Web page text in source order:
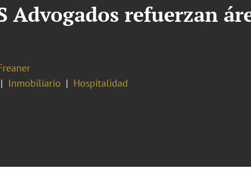
Advogados refuerzan
Inmobiliario
Hospitalidad